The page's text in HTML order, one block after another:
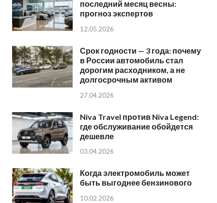
последний месяц весны:
прогноз экспертов
12.05.2026
Срок годности — 3 года: почему
в России автомобиль стал
дорогим расходником, а не
долгосрочным активом
27.04.2026
Niva Travel против Niva Legend:
где обслуживание обойдется
дешевле
03.04.2026
Когда электромобиль может
быть выгоднее бензинового
10.02.2026